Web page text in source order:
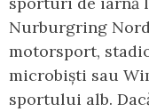
Nurburgring
motorsport,
microbiști sau
sportului alb.